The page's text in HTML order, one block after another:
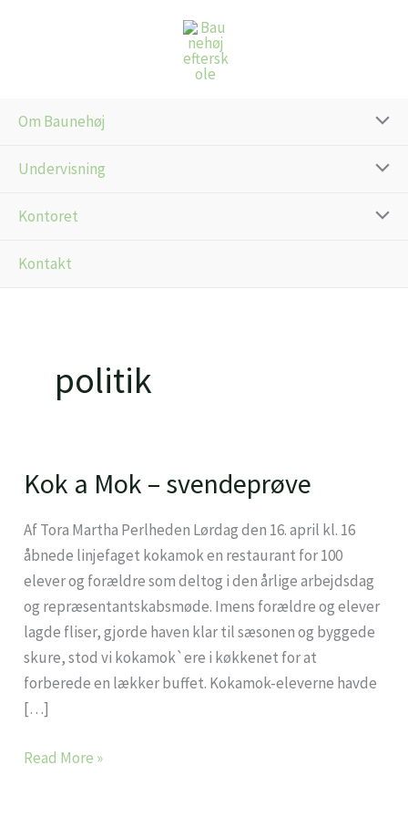
Om Baunehøj
Undervisning
Kontoret
Kontakt
politik
Kok a Mok – svendeprøve
Af Tora Martha Perlheden Lørdag den 16. april kl. 16
åbnede linjefaget kokamok en restaurant for 100
elever og forældre som deltog i den årlige arbejdsdag
og repræsentantskabsmøde. Imens forældre og elever
lagde fliser, gjorde haven klar til sæsonen og byggede
skure, stod vi kokamok`ere i køkkenet for at
forberede en lækker buffet. Kokamok-eleverne havde
[…]
Kok
Mok
–
svendeprøve
Read More »